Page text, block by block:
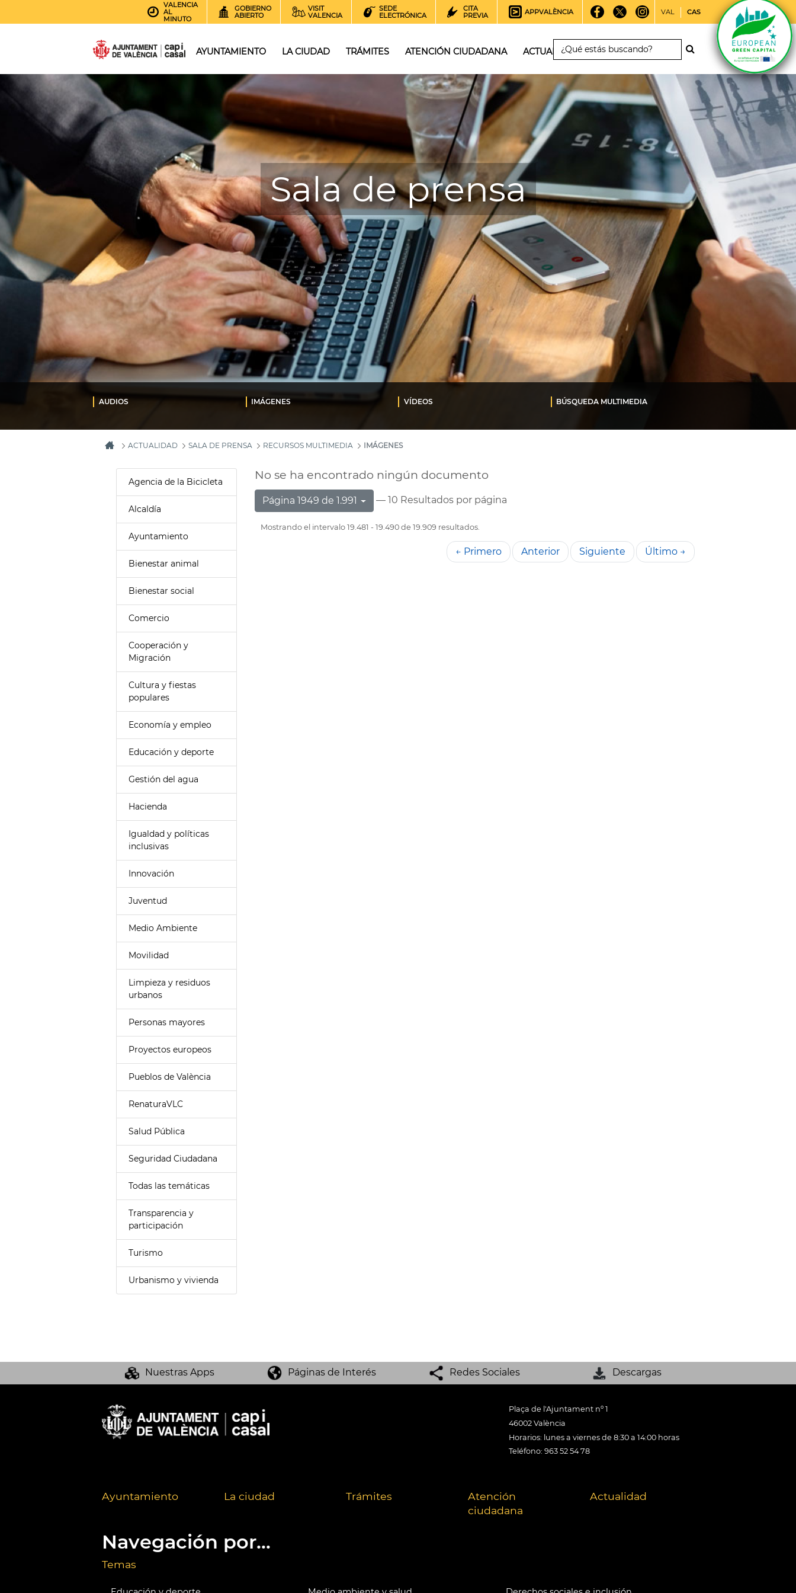
VALENCIA
AL
MINUTO
GOBIERNO
ABIERTO
VISIT
VALENCIA
SEDE
ELECTRÓNICA
CITA
PREVIA
APPVALÈNCIA VAL CAS
AYUNTAMIENTO LA CIUDAD TRÁMITES ATENCIÓN CIUDADANA ACTUALIDAD
Sala de prensa
AUDIOS IMÁGENES VÍDEOS BÚSQUEDA MULTIMEDIA
ACTUALIDAD SALA DE PRENSA RECURSOS MULTIMEDIA IMÁGENES
Agencia de la Bicicleta
Alcaldía
Ayuntamiento
Bienestar animal
Bienestar social
Comercio
Cooperación y
Migración
Cultura y fiestas
populares
Economía y empleo
Educación y deporte
Gestión del agua
Hacienda
Igualdad y políticas
inclusivas
Innovación
Juventud
Medio Ambiente
Movilidad
Limpieza y residuos
urbanos
Personas mayores
Proyectos europeos
Pueblos de València
RenaturaVLC
Salud Pública
Seguridad Ciudadana
Todas las temáticas
Transparencia y
participación
Turismo
Urbanismo y vivienda
No se ha encontrado ningún documento
Página 1949 de 1.991 — 10 Resultados por página
Mostrando el intervalo 19.481 - 19.490 de 19.909 resultados.
← Primero Anterior Siguiente Último →
Nuestras Apps Páginas de Interés Redes Sociales Descargas
Plaça de l'Ajuntament nº 1
46002 València
Horarios: lunes a viernes de 8:30 a 14:00 horas
Teléfono: 963 52 54 78
Ayuntamiento La ciudad Trámites
Atención
ciudadana
Actualidad
Navegación por...
Temas